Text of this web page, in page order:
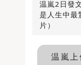
温嵐2日發
是人生中最
片）
温嵐上